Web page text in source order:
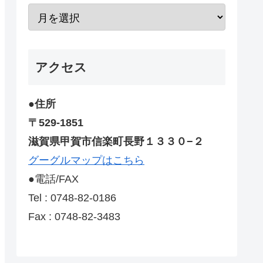
アクセス
●住所
〒529-1851
滋賀県甲賀市信楽町長野１３３０−２
グーグルマップはこちら
●電話/FAX
Tel : 0748-82-0186
Fax : 0748-82-3483